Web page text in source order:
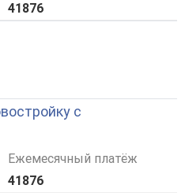
41876
с
Ежемесячный платёж
41876